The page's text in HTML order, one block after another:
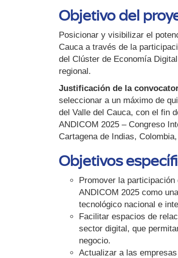
Objetivo del
Posicionar y visibilizar el
Cauca a través de la
del Clúster de Economía
regional.
Justificación de la
seleccionar a un máximo de
del Valle del Cauca, con el fin
ANDICOM 2025 – Congreso
Cartagena de Indias,
Objetivos
Promover la
ANDICOM 2025 como
tecnológico nacional e
Facilitar espacios de
sector digital, que
negocio.
Actualizar a las